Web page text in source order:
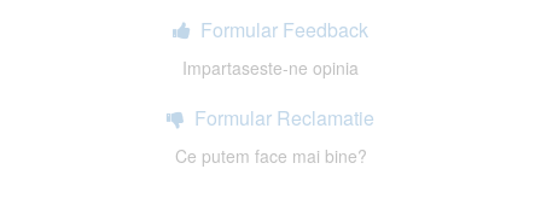
Formular Feedback
Impartaseste-ne opinia
Formular Reclamatie
Ce putem face mai bine?